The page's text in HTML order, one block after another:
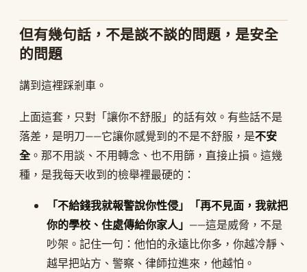
但有幾句話，不是談不談的問題，是安全
的問題
講到這裡踩剎車。
上面這套，只對「讓你不舒服」的話有效。有些話不是
落差，是明刀——它讓你感覺到的不是不舒服，是不安
全。那不用談、不用轉念、也不用篩，直接止損。這幾
種，是我每天收到的檢舉裡最硬的：
「不給錢我就報警說你性侵」「再不見面，我就把
你的學校、住處傳給你家人」 ——這是威脅，不是
吵架。記住一句：他怕的永遠比你多，你越冷靜、
越早把站方、警察、律師拉進來，他越怕。